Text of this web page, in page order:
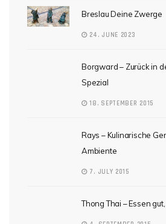
Breslau Deine Zwerge
24. JUNE 2023
Borgward – Zurück in
Spezial
18. SEPTEMBER 2015
Rays – Kulinarische
Ambiente
7. JULY 2015
Thong Thai – Essen